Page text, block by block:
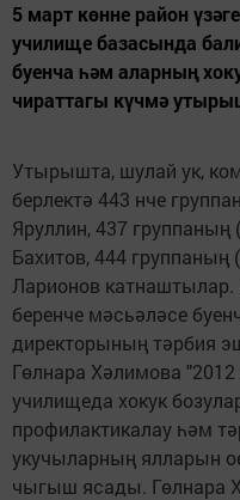
5 март көнне район
училище базасында
буенча һәм аларның
чираттагы күчмә
Утырышта, шулай ук,
берлектә 443 нче
Яруллин, 437
Бахитов, 444
Ларионов
беренче мәсьәләсе
директорының тәрбия
Гөлнара Хәлимова
училищеда хокук
профилактикалау һәм
укучыларның ялларын
чыгыш ясады. Гөлнара